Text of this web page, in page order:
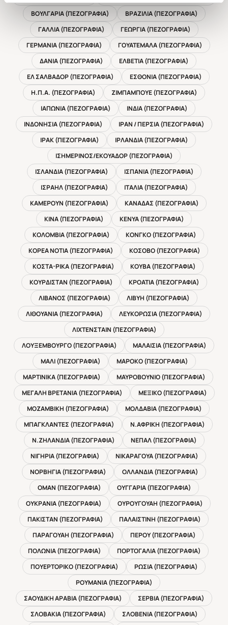
ΒΟΥΛΓΑΡΙΑ (ΠΕΖΟΓΡΑΦΙΑ)
ΒΡΑΖΙΛΙΑ (ΠΕΖΟΓΡΑΦΙΑ)
ΓΑΛΛΙΑ (ΠΕΖΟΓΡΑΦΙΑ)
ΓΕΩΡΓΙΑ (ΠΕΖΟΓΡΑΦΙΑ)
ΓΕΡΜΑΝΙΑ (ΠΕΖΟΓΡΑΦΙΑ)
ΓΟΥΑΤΕΜΑΛΑ (ΠΕΖΟΓΡΑΦΙΑ)
ΔΑΝΙΑ (ΠΕΖΟΓΡΑΦΙΑ)
ΕΛΒΕΤΙΑ (ΠΕΖΟΓΡΑΦΙΑ)
ΕΛ ΣΑΛΒΑΔΟΡ (ΠΕΖΟΓΡΑΦΙΑ)
ΕΣΘΟΝΙΑ (ΠΕΖΟΓΡΑΦΙΑ)
Η.Π.Α. (ΠΕΖΟΓΡΑΦΙΑ)
ΖΙΜΠΑΜΠΟΥΕ (ΠΕΖΟΓΡΑΦΙΑ)
ΙΑΠΩΝΙΑ (ΠΕΖΟΓΡΑΦΙΑ)
ΙΝΔΙΑ (ΠΕΖΟΓΡΑΦΙΑ)
ΙΝΔΟΝΗΣΙΑ (ΠΕΖΟΓΡΑΦΙΑ)
ΙΡΑΝ / ΠΕΡΣΙΑ (ΠΕΖΟΓΡΑΦΙΑ)
ΙΡΑΚ (ΠΕΖΟΓΡΑΦΙΑ)
ΙΡΛΑΝΔΙΑ (ΠΕΖΟΓΡΑΦΙΑ)
ΙΣΗΜΕΡΙΝΟΣ/ΕΚΟΥΑΔΟΡ (ΠΕΖΟΓΡΑΦΙΑ)
ΙΣΛΑΝΔΙΑ (ΠΕΖΟΓΡΑΦΙΑ)
ΙΣΠΑΝΙΑ (ΠΕΖΟΓΡΑΦΙΑ)
ΙΣΡΑΗΛ (ΠΕΖΟΓΡΑΦΙΑ)
ΙΤΑΛΙΑ (ΠΕΖΟΓΡΑΦΙΑ)
ΚΑΜΕΡΟΥΝ (ΠΕΖΟΓΡΑΦΙΑ)
ΚΑΝΑΔΑΣ (ΠΕΖΟΓΡΑΦΙΑ)
ΚΙΝΑ (ΠΕΖΟΓΡΑΦΙΑ)
ΚΕΝΥΑ (ΠΕΖΟΓΡΑΦΙΑ)
ΚΟΛΟΜΒΙΑ (ΠΕΖΟΓΡΑΦΙΑ)
ΚΟΝΓΚΟ (ΠΕΖΟΓΡΑΦΙΑ)
ΚΟΡΕΑ ΝΟΤΙΑ (ΠΕΖΟΓΡΑΦΙΑ)
ΚΟΣΟΒΟ (ΠΕΖΟΓΡΑΦΙΑ)
ΚΟΣΤΑ-ΡΙΚΑ (ΠΕΖΟΓΡΑΦΙΑ)
ΚΟΥΒΑ (ΠΕΖΟΓΡΑΦΙΑ)
ΚΟΥΡΔΙΣΤΑΝ (ΠΕΖΟΓΡΑΦΙΑ)
ΚΡΟΑΤΙΑ (ΠΕΖΟΓΡΑΦΙΑ)
ΛΙΒΑΝΟΣ (ΠΕΖΟΓΡΑΦΙΑ)
ΛΙΒΥΗ (ΠΕΖΟΓΡΑΦΙΑ)
ΛΙΘΟΥΑΝΙΑ (ΠΕΖΟΓΡΑΦΙΑ)
ΛΕΥΚΟΡΩΣΙΑ (ΠΕΖΟΓΡΑΦΙΑ)
ΛΙΧΤΕΝΣΤΑΙΝ (ΠΕΖΟΓΡΑΦΙΑ)
ΛΟΥΞΕΜΒΟΥΡΓΟ (ΠΕΖΟΓΡΑΦΙΑ)
ΜΑΛΑΙΣΙΑ (ΠΕΖΟΓΡΑΦΙΑ)
ΜΑΛΙ (ΠΕΖΟΓΡΑΦΙΑ)
ΜΑΡΟΚΟ (ΠΕΖΟΓΡΑΦΙΑ)
ΜΑΡΤΙΝΙΚΑ (ΠΕΖΟΓΡΑΦΙΑ)
ΜΑΥΡΟΒΟΥΝΙΟ (ΠΕΖΟΓΡΑΦΙΑ)
ΜΕΓΑΛΗ ΒΡΕΤΑΝΙΑ (ΠΕΖΟΓΡΑΦΙΑ)
ΜΕΞΙΚΟ (ΠΕΖΟΓΡΑΦΙΑ)
ΜΟΖΑΜΒΙΚΗ (ΠΕΖΟΓΡΑΦΙΑ)
ΜΟΛΔΑΒΙΑ (ΠΕΖΟΓΡΑΦΙΑ)
ΜΠΑΓΚΛΑΝΤΕΣ (ΠΕΖΟΓΡΑΦΙΑ)
Ν.ΑΦΡΙΚΗ (ΠΕΖΟΓΡΑΦΙΑ)
Ν.ΖΗΛΑΝΔΙΑ (ΠΕΖΟΓΡΑΦΙΑ)
ΝΕΠΑΛ (ΠΕΖΟΓΡΑΦΙΑ)
ΝΙΓΗΡΙΑ (ΠΕΖΟΓΡΑΦΙΑ)
ΝΙΚΑΡΑΓΟΥΑ (ΠΕΖΟΓΡΑΦΙΑ)
ΝΟΡΒΗΓΙΑ (ΠΕΖΟΓΡΑΦΙΑ)
ΟΛΛΑΝΔΙΑ (ΠΕΖΟΓΡΑΦΙΑ)
ΟΜΑΝ (ΠΕΖΟΓΡΑΦΙΑ)
ΟΥΓΓΑΡΙΑ (ΠΕΖΟΓΡΑΦΙΑ)
ΟΥΚΡΑΝΙΑ (ΠΕΖΟΓΡΑΦΙΑ)
ΟΥΡΟΥΓΟΥΑΗ (ΠΕΖΟΓΡΑΦΙΑ)
ΠΑΚΙΣΤΑΝ (ΠΕΖΟΓΡΑΦΙΑ)
ΠΑΛΑΙΣΤΙΝΗ (ΠΕΖΟΓΡΑΦΙΑ)
ΠΑΡΑΓΟΥΑΗ (ΠΕΖΟΓΡΑΦΙΑ)
ΠΕΡΟΥ (ΠΕΖΟΓΡΑΦΙΑ)
ΠΟΛΩΝΙΑ (ΠΕΖΟΓΡΑΦΙΑ)
ΠΟΡΤΟΓΑΛΙΑ (ΠΕΖΟΓΡΑΦΙΑ)
ΠΟΥΕΡΤΟΡΙΚΟ (ΠΕΖΟΓΡΑΦΙΑ)
ΡΩΣΙΑ (ΠΕΖΟΓΡΑΦΙΑ)
ΡΟΥΜΑΝΙΑ (ΠΕΖΟΓΡΑΦΙΑ)
ΣΑΟΥΔΙΚΗ ΑΡΑΒΙΑ (ΠΕΖΟΓΡΑΦΙΑ)
ΣΕΡΒΙΑ (ΠΕΖΟΓΡΑΦΙΑ)
ΣΛΟΒΑΚΙΑ (ΠΕΖΟΓΡΑΦΙΑ)
ΣΛΟΒΕΝΙΑ (ΠΕΖΟΓΡΑΦΙΑ)